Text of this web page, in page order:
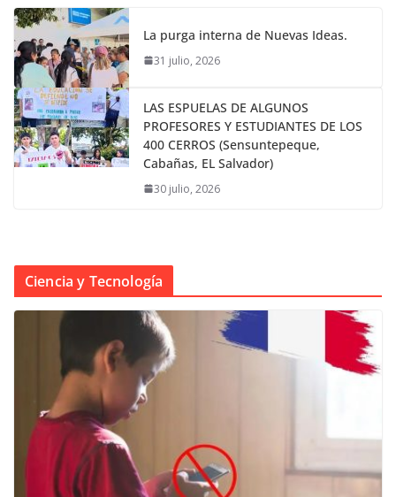
La purga interna de Nuevas Ideas.
31 julio, 2026
LAS ESPUELAS DE ALGUNOS
PROFESORES Y ESTUDIANTES DE LOS
400 CERROS (Sensuntepeque,
Cabañas, EL Salvador)
30 julio, 2026
Ciencia y Tecnología